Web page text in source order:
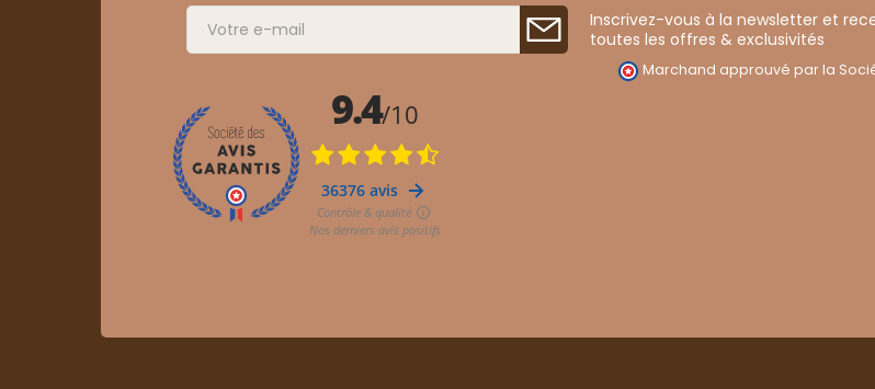
Inscrivez-vous à la newsletter et
toutes les offres & exclusivités
Marchand approuvé par la